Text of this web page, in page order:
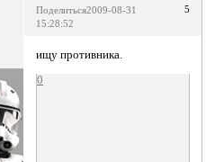
Поделиться 5
2009-08-31
15:28:52
ищу противника.
0